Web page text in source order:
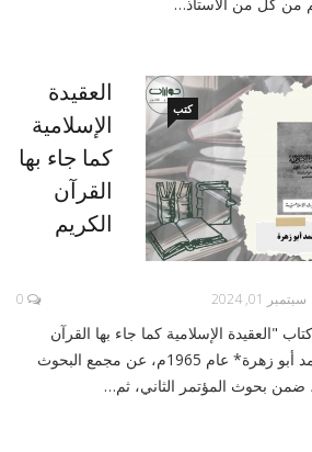
كتب
العقيدة
الإسلامية
كما جاء بها
القرآن
الكريم
سبتمبر 01, 2024 0
"العقيدة الإسلامية كما جاء بها القرآن
الكريم" لفضيلة الشيخ محمد أبو زهرة* عام 1965م، عن مجمع البحوث
ضمن بحوث المؤتمر الثاني، ثم…